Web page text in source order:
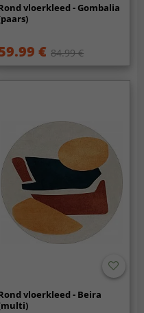
vloerkleed - Gombalia
€ 84.99 €
vloerkleed - Beira